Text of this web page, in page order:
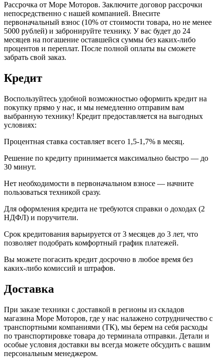
Рассрочка от Море Моторов. Заключите договор рассрочки
непосредственно с нашей компанией. Внесите
первоначальный взнос (10% от стоимости товара, но не менее
5000 рублей) и забронируйте технику. У вас будет до 24
месяцев на погашение оставшейся суммы без каких-либо
процентов и переплат. После полной оплаты вы сможете
забрать свой заказ.
Кредит
Воспользуйтесь удобной возможностью оформить кредит на
покупку прямо у нас, и мы немедленно отправим вам
выбранную технику! Кредит предоставляется на выгодных
условиях:
Процентная ставка составляет всего 1,5-1,7% в месяц.
Решение по кредиту принимается максимально быстро — до
30 минут.
Нет необходимости в первоначальном взносе — начните
пользоваться техникой сразу.
Для оформления кредита не требуются справки о доходах (2
НДФЛ) и поручители.
Срок кредитования варьируется от 3 месяцев до 3 лет, что
позволяет подобрать комфортный график платежей.
Вы можете погасить кредит досрочно в любое время без
каких-либо комиссий и штрафов.
Доставка
При заказе техники с доставкой в регионы из складов
магазина Море Моторов, где у нас налажено сотрудничество с
транспортными компаниями (ТК), мы берем на себя расходы
по транспортировке товара до терминала отправки. Детали и
особые условия доставки вы всегда можете обсудить с вашим
персональным менеджером.